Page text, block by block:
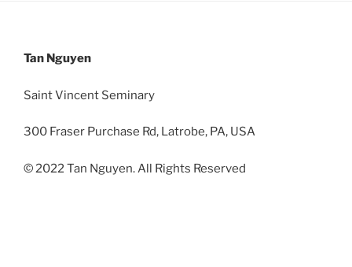
Tan Nguyen
Saint Vincent Seminary
300 Fraser Purchase Rd, Latrobe, PA, USA
© 2022 Tan Nguyen. All Rights Reserved